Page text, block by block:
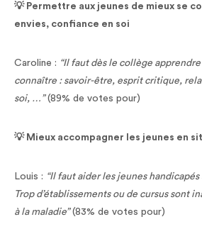
💡 Permettre aux jeunes de mieux se
envies, confiance en soi
Caroline : “Il faut dès le collège apprendre
connaître : savoir-être, esprit critique,
soi, …”(89% de votes pour)
💡 Mieux accompagner les jeunes en
Louis : “Il faut aider les jeunes
Trop d’établissements ou de cursus sont
à la maladie”(83% de votes pour)